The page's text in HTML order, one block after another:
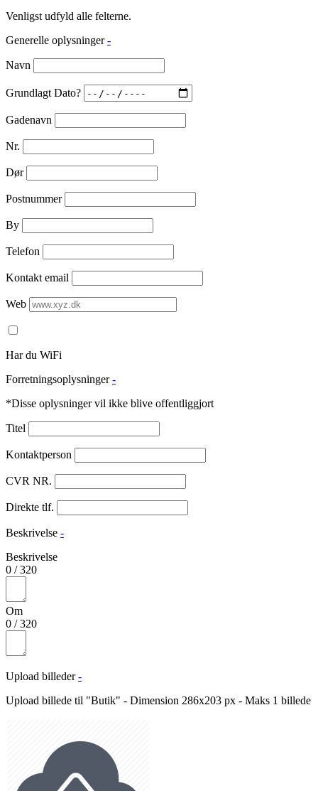
Venligst udfyld alle felterne.
Generelle oplysninger -
Navn
Grundlagt Dato?
Gadenavn
Nr.
Dør
Postnummer
By
Telefon
Kontakt email
Web
Har du WiFi
Forretningsoplysninger -
*Disse oplysninger vil ikke blive offentliggjort
Titel
Kontaktperson
CVR NR.
Direkte tlf.
Beskrivelse -
Beskrivelse
0 /320
Om
0 /320
Upload billeder -
Upload billede til "Butik" - Dimension 286x203 px - Maks 1 billede